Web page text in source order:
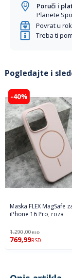
Poruči i
Planete
Povrat u
Treba ti
Pogledajte i
-40%
Maska FLEX MagSafe
iPhone 16 Pro, roza
1.290,00RSD
769,99RSD